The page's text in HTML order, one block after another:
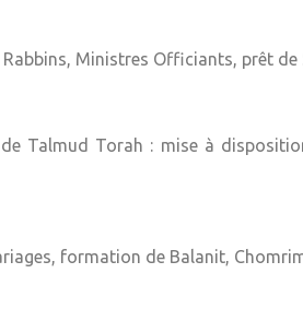
Ministres Officiants, prêt de
Talmud Torah : mise à
formation de Balanit,